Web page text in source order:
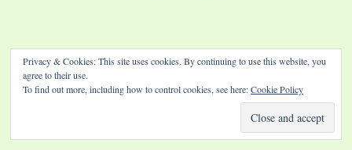
Privacy & Cookies: This site uses cookies. By continuing to use this website, you
agree to their use.
To find out more, including how to control cookies, see here:Cookie Policy